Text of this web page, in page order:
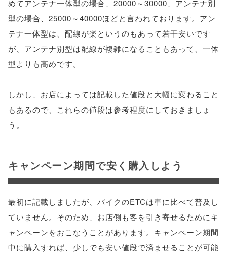
めてアンテナ一体型の場合、20000～30000、アンテナ別
型の場合、25000～40000ほどと言われております。アン
テナ一体型は、配線が楽というのもあって若干安いです
が、アンテナ別型は配線が複雑になることもあって、一体
型よりも高めです。
しかし、お店によっては記載した値段と大幅に変わること
もあるので、これらの値段は参考程度にしておきましょ
う。
キャンペーン期間で安く購入しよう
最初に記載しましたが、バイクのETCは車に比べて普及し
ていません。そのため、お店側も客を引き寄せるためにキ
ャンペーンをおこなうことがあります。キャンペーン期間
中に購入すれば、少しでも安い値段で済ませることが可能